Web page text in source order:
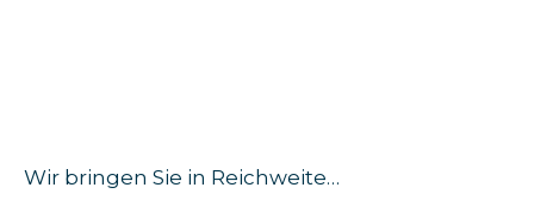
Wir bringen Sie in Reichweite…